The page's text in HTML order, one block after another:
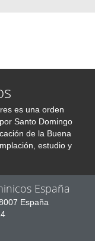
es una orden
Santo Domingo
de la Buena
estudio y
España
España